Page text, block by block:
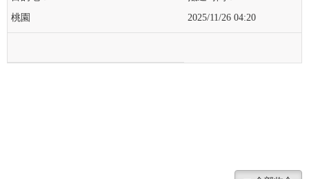
桃園 2025/11/26 04:20